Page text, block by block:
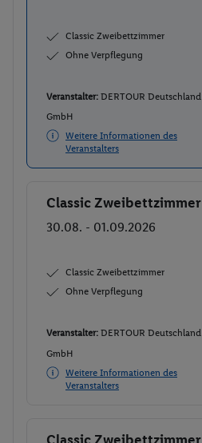
Classic Zweibettzimmer
Ohne Verpflegung
Veranstalter: DERTOUR Deutschland
GmbH
Weitere Informationen des
Veranstalters
Buchen
Classic Zweibettzimmer
30.08. - 01.09.2026
Classic Zweibettzimmer
Ohne Verpflegung
Veranstalter: DERTOUR Deutschland
GmbH
Weitere Informationen des
Veranstalters
Buchen
Classic Zweibettzimmer